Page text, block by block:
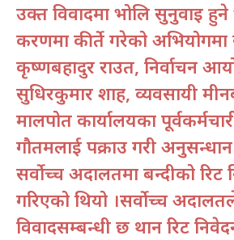
उक्त विवादमा भोलि सुनुवाइ
प्रकरणमा कीर्ते गरेको
कृष्णबहादुर राउत, निर्वाचन
सुधिरकुमार शाह, व्यवसायी
मालपोत कार्यालयका पूर्वकर्मचारी
गौतमलाई पक्राउ गरी
सर्वोच्च अदालतमा बन्दीको रिट
गरिएको थियो ।सर्वोच्च
विवादसम्बन्धी छ थान रिट